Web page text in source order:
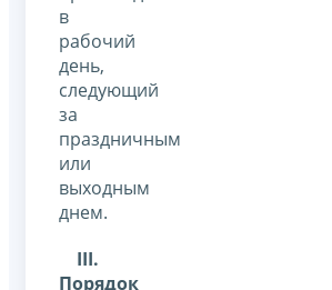
в
рабочий
день,
следующий
за
праздничным
или
выходным
днем.
III.
Порядок